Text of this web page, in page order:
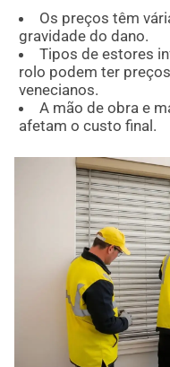
Os preços têm
gravidade do dano.
Tipos de estores
rolo podem ter
venecianos.
A mão de obra e
afetam o custo final.